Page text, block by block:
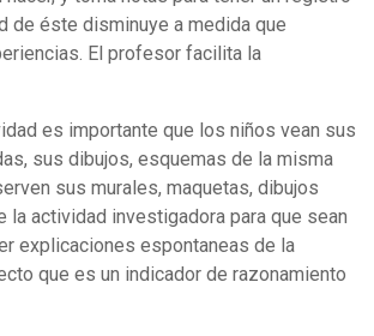
de éste disminuye a medida que
El profesor facilita la
es importante que los niños vean sus
sus dibujos, esquemas de la misma
sus murales, maquetas, dibujos
la actividad investigadora para que sean
explicaciones espontaneas de la
que es un indicador de razonamiento